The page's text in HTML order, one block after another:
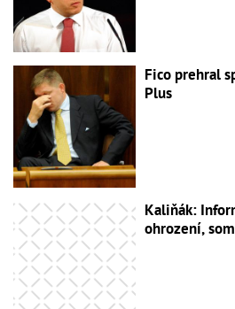
Fico prehral
Plus
Kaliňák:
ohrození,